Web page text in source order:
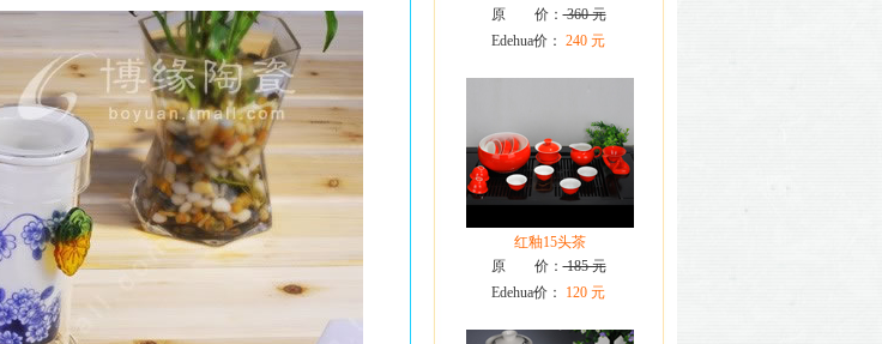
原 价：360 元
Edehua价： 240 元
红釉15头茶
原 价：185 元
Edehua价：
120 元